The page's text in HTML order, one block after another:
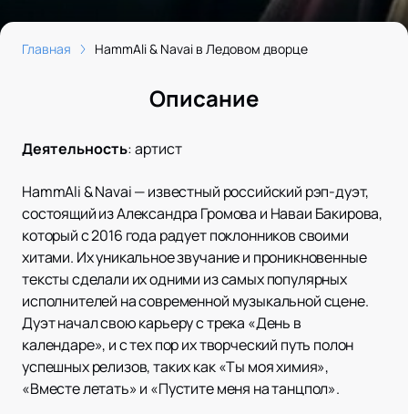
Главная HammAli & Navai в Ледовом дворце
Описание
Деятельность:артист
HammAli & Navai — известный российский рэп-дуэт,
состоящий из Александра Громова и Наваи Бакирова,
который с 2016 года радует поклонников своими
хитами. Их уникальное звучание и проникновенные
тексты сделали их одними из самых популярных
исполнителей на современной музыкальной сцене.
Дуэт начал свою карьеру с трека «День в
календаре», и с тех пор их творческий путь полон
успешных релизов, таких как «Ты моя химия»,
«Вместе летать» и «Пустите меня на танцпол».